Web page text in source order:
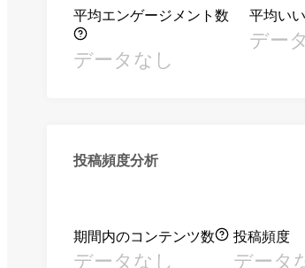
平均エンゲージメント数
データなし
平均い
デー
投稿頻度分析
期間内のコンテンツ数
データなし
投稿頻度
データ